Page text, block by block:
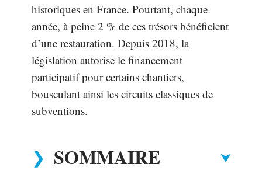
historiques en France. Pourtant, chaque
année, à peine 2 % de ces trésors bénéficient
d’une restauration. Depuis 2018, la
législation autorise le financement
participatif pour certains chantiers,
bousculant ainsi les circuits classiques de
subventions.
SOMMAIRE